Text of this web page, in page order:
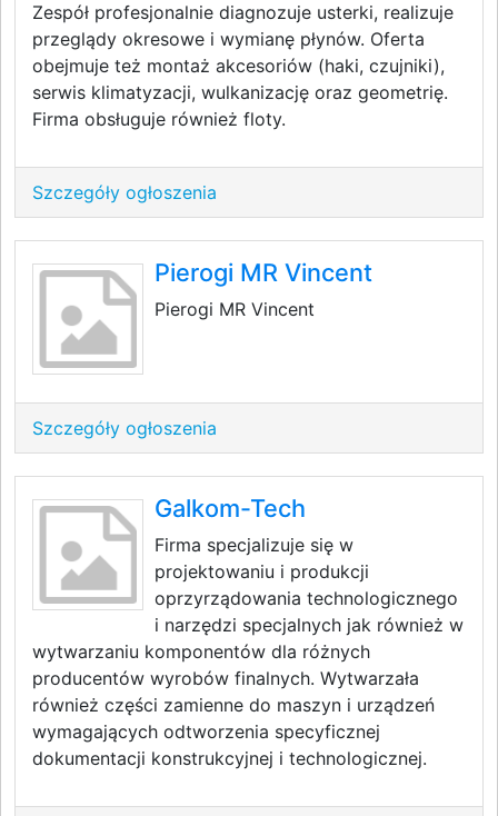
Zespół profesjonalnie diagnozuje usterki, realizuje
przeglądy okresowe i wymianę płynów. Oferta
obejmuje też montaż akcesoriów (haki, czujniki),
serwis klimatyzacji, wulkanizację oraz geometrię.
Firma obsługuje również floty.
Szczegóły ogłoszenia
Pierogi MR Vincent
Pierogi MR Vincent
Szczegóły ogłoszenia
Galkom-Tech
Firma specjalizuje się w
projektowaniu i produkcji
oprzyrządowania technologicznego
i narzędzi specjalnych jak również w
wytwarzaniu komponentów dla różnych
producentów wyrobów finalnych. Wytwarzała
również części zamienne do maszyn i urządzeń
wymagających odtworzenia specyficznej
dokumentacji konstrukcyjnej i technologicznej.